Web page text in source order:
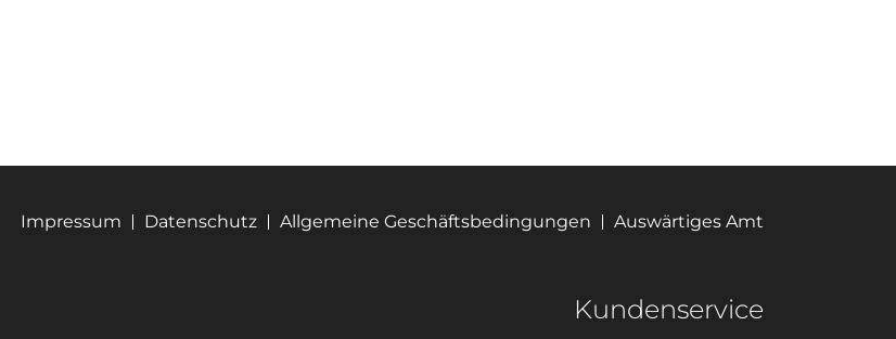
Impressum Datenschutz Allgemeine Geschäftsbedingungen Auswärtiges Amt
Kundenservice